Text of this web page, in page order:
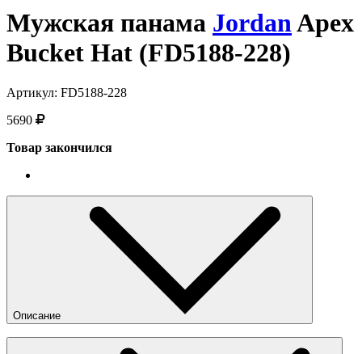
Мужская панама JordanApex
Bucket Hat (FD5188-228)
Артикул: FD5188-228
5690
Товар закончился
Описание
Практичная панама в милитари стиле Jordan с широкими